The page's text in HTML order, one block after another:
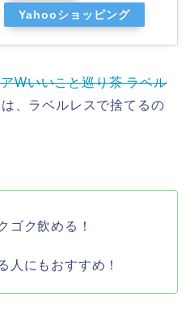
Yahooショッピング
Wいいこと巡り茶 ラベル
は、ラベルレスで捨てるの
ゴク飲める！
人にもおすすめ！